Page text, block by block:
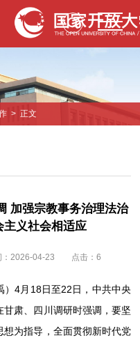
> 正文
加强宗教事务治理法治
主义社会相适应
：2026-04-23 点击： 6
4月18日至22日，中共中央
肃、四川调研时强调，要坚
为指导，全面贯彻新时代党